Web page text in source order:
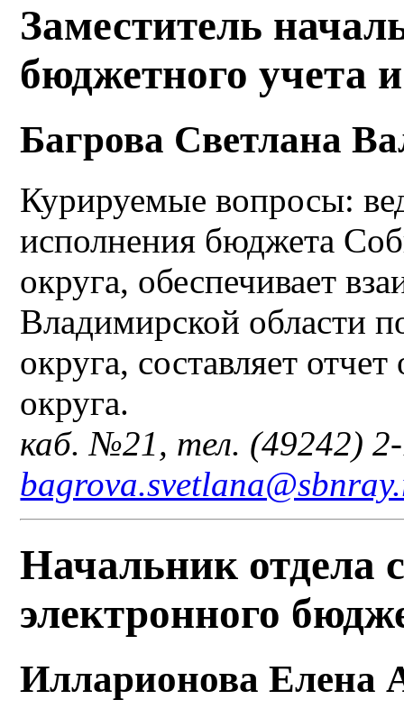
Заместитель
бюджетного учета
Багрова Светлана
Курируемые вопросы:
исполнения бюджета
округа, обеспечивает
Владимирской области
округа, составляет
округа.
каб. №21, тел. (49242)
Начальник отдела
электронного
Илларионова Елена